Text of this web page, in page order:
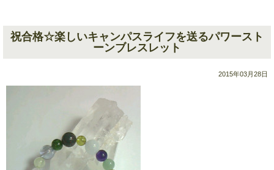
祝合格☆楽しいキャンパスライフを送るパワースト
ーンブレスレット
2015年03月28日